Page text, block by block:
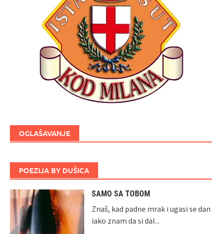
OGLAŠAVANJE
POEZIJA BY DUŠICA
SAMO SA TOBOM
Znaš, kad padne mrak i ugasi se dan
iako znam da si dal...